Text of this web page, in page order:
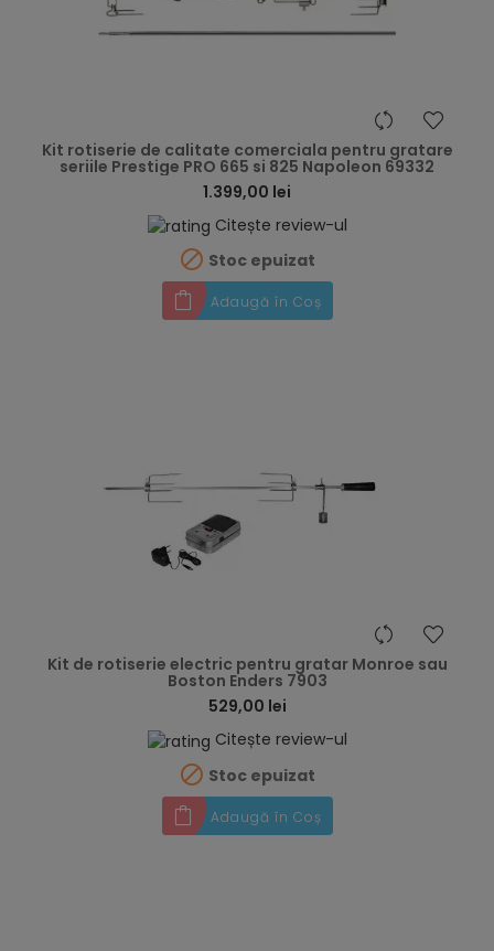
Kit rotiserie de calitate comerciala pentru gratare
seriile Prestige PRO 665 si 825 Napoleon 69332
1.399,00 lei
Citește review-ul
 Stoc epuizat
Adaugă în Coș
Kit de rotiserie electric pentru gratar Monroe sau
Boston Enders 7903
529,00 lei
Citește review-ul
 Stoc epuizat
Adaugă în Coș